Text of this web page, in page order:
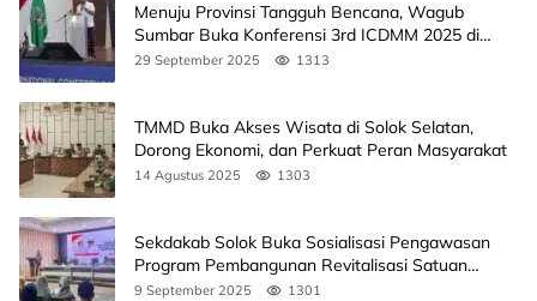
Menuju Provinsi Tangguh Bencana, Wagub
Sumbar Buka Konferensi 3rd ICDMM 2025 di
Unand
29 September 2025 1313
TMMD Buka Akses Wisata di Solok Selatan,
Dorong Ekonomi, dan Perkuat Peran Masyarakat
14 Agustus 2025 1303
Sekdakab Solok Buka Sosialisasi Pengawasan
Program Pembangunan Revitalisasi Satuan
Pendidikan
9 September 2025 1301